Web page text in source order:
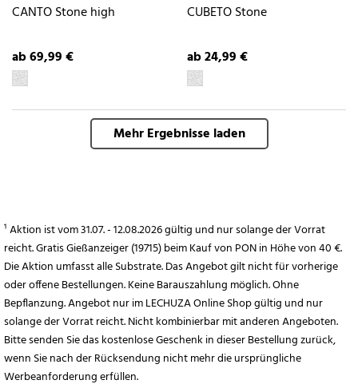
CANTO Stone high
ab 69,99 €
CUBETO Stone
ab 24,99 €
Mehr Ergebnisse laden
¹ Aktion ist vom 31.07. - 12.08.2026 gültig und nur solange der Vorrat
reicht. Gratis Gießanzeiger (19715) beim Kauf von PON in Höhe von 40 €.
Die Aktion umfasst alle Substrate. Das Angebot gilt nicht für vorherige
oder offene Bestellungen. Keine Barauszahlung möglich. Ohne
Bepflanzung. Angebot nur im LECHUZA Online Shop gültig und nur
solange der Vorrat reicht. Nicht kombinierbar mit anderen Angeboten.
Bitte senden Sie das kostenlose Geschenk in dieser Bestellung zurück,
wenn Sie nach der Rücksendung nicht mehr die ursprüngliche
Werbeanforderung erfüllen.